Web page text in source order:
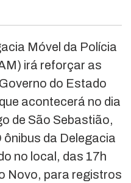
Móvel da Polícia
irá reforçar as
do Estado
acontecerá no dia
de São Sebastião,
da Delegacia
no local, das 17h
Novo, para registros